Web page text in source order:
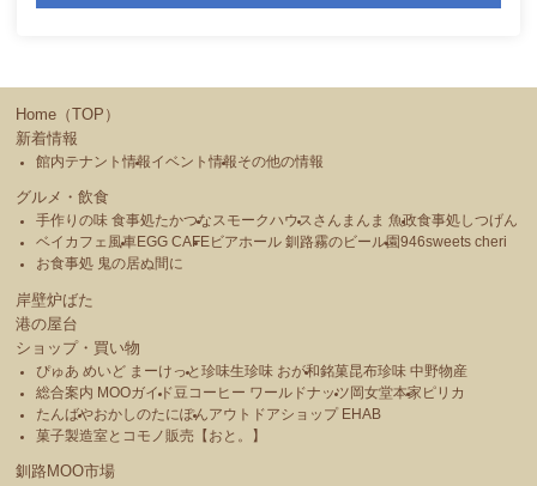
Home（TOP）
新着情報
館内テナント情報イベント情報その他の情報
グルメ・飲食
手作りの味 食事処たかつなスモークハウスさんまんま 魚政食事処しつげん
ベイカフェ風車EGG CAFE ビアホール 釧路霧のビール園946sweets cheri
お食事処 鬼の居ぬ間に
岸壁炉ばた
港の屋台
ショップ・買い物
ぴゅあ めいど まーけっと珍味生珍味 おが和銘菓昆布珍味 中野物産
総合案内 MOOガイド豆コーヒー ワールドナッツ 岡女堂本家 ピリカ
たんばやおかしのたにぽんアウトドアショップ EHAB
菓子製造室とコモノ販売【おと。】
釧路MOO市場